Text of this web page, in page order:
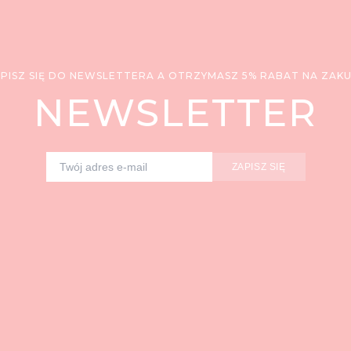
SIĘ DO NEWSLETTERA A OTRZYMASZ 5% RABAT NA
NEWSLETTER
ZAPISZ SIĘ